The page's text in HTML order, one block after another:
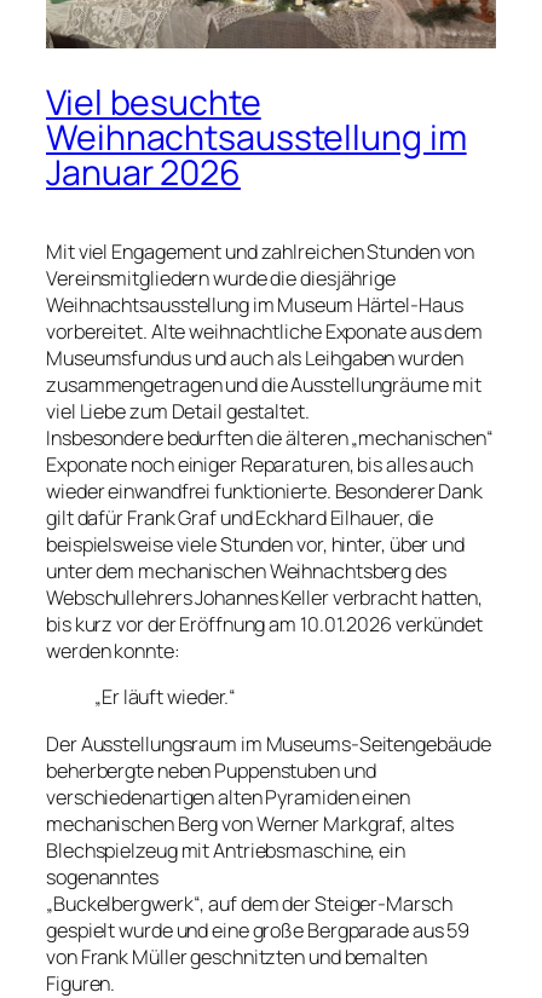
Viel besuchte
Weihnachtsausstellung im
Januar 2026
Mit viel Engagement und zahlreichen Stunden von
Vereinsmitgliedern wurde die diesjährige
Weihnachtsausstellung im Museum Härtel-Haus
vorbereitet. Alte weihnachtliche Exponate aus dem
Museumsfundus und auch als Leihgaben wurden
zusammengetragen und die Ausstellungräume mit
viel Liebe zum Detail gestaltet.
Insbesondere bedurften die älteren „mechanischen“
Exponate noch einiger Reparaturen, bis alles auch
wieder einwandfrei funktionierte. Besonderer Dank
gilt dafür Frank Graf und Eckhard Eilhauer, die
beispielsweise viele Stunden vor, hinter, über und
unter dem mechanischen Weihnachtsberg des
Webschullehrers Johannes Keller verbracht hatten,
bis kurz vor der Eröffnung am 10.01.2026 verkündet
werden konnte:
„Er läuft wieder.“
Der Ausstellungsraum im Museums-Seitengebäude
beherbergte neben Puppenstuben und
verschiedenartigen alten Pyramiden einen
mechanischen Berg von Werner Markgraf, altes
Blechspielzeug mit Antriebsmaschine, ein
sogenanntes
„Buckelbergwerk“, auf dem der Steiger-Marsch
gespielt wurde und eine große Bergparade aus 59
von Frank Müller geschnitzten und bemalten
Figuren.